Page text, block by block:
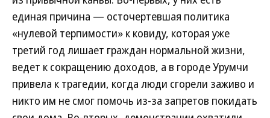
единая причина — осточертевшая политика
«нулевой терпимости» к ковиду, которая уже
третий год лишает граждан нормальной жизни,
ведет к сокращению доходов, а в городе Урумчи
привела к трагедии, когда люди сгорели заживо и
никто им не смог помочь из-за запретов покидать